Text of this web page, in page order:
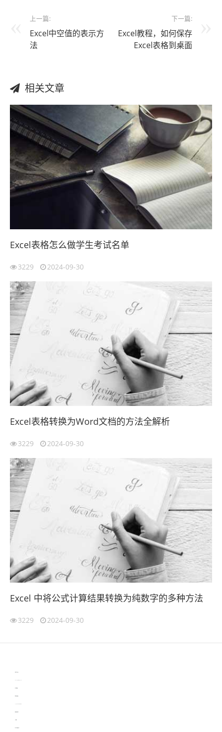
上一篇:
Excel中空值的表示方
法
下一篇:
Excel教程，如何保存
Excel表格到桌面
相关文章
Excel表格怎么做学生考试名单
3229 2024-09-30
Excel表格转换为Word文档的方法全解析
3229 2024-09-30
Excel 中将公式计算结果转换为纯数字的多种方法
3229 2024-09-30